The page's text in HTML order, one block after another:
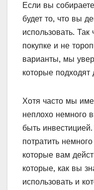
Если вы
будет то, что вы
использовать.
покупке и не
варианты, мы
которые подходят
Хотя часто мы
неплохо немного
быть
потратить
которые вам
которые, как вы
использовать и